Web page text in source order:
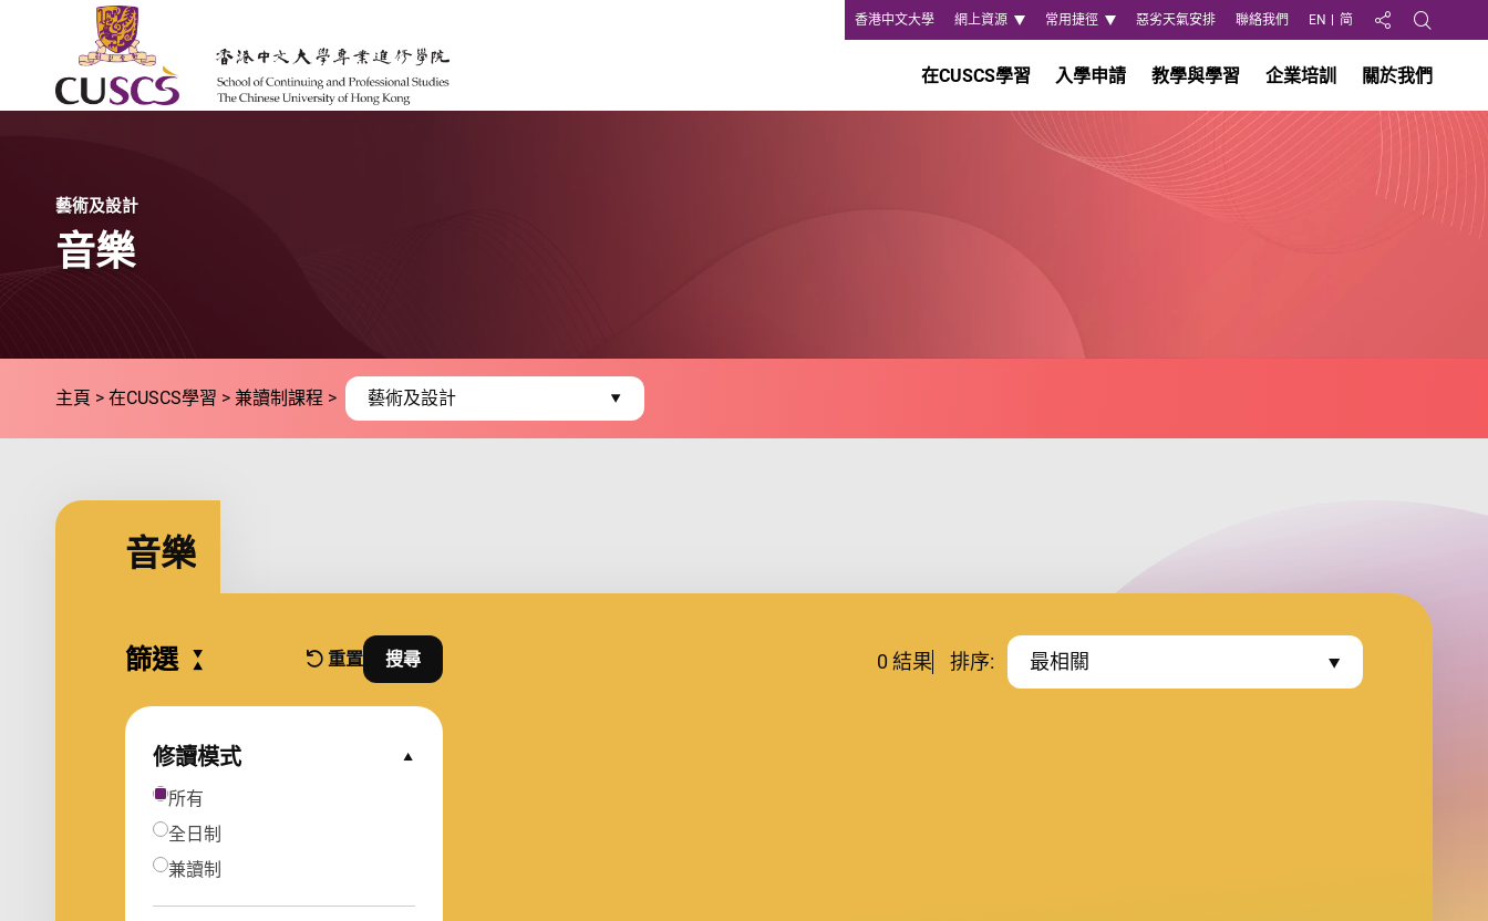
Skip to main content
The Chinese Univeristy of hong Kong 香港中文大學 網上資源 常用捷徑 惡劣天氣安排 聯絡我們 EN 简
分享至 Open
在CUSCS學習 入學申請 教學與學習 企業培訓 關於我們
藝術及設計
音樂
主頁 在CUSCS學習 兼讀制課程 藝術及設計
音樂
Collapse all
篩選 重置
篩選條件
搜尋
並使用篩選條件
修讀模式
Collapse Options
所有
全日制
兼讀制
0 結果 排序: 最相關